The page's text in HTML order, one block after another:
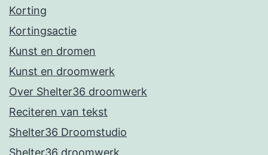
Korting
Kortingsactie
Kunst en dromen
Kunst en droomwerk
Over Shelter36 droomwerk
Reciteren van tekst
Shelter36 Droomstudio
Shelter36 droomwerk